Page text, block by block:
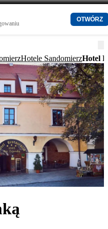
OTWÓRZ
Hotele SandomierzHotel